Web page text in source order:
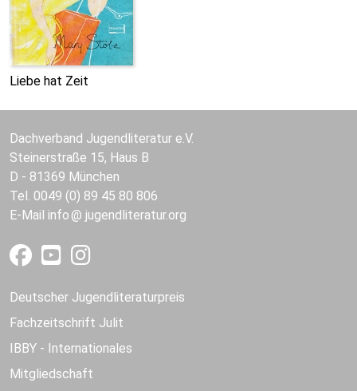
Liebe hat Zeit
Dachverband Jugendliteratur e.V.
Steinerstraße 15, Haus B
D - 81369 München
Tel. 0049 (0) 89 45 80 806
E-Mail info jugendliteratur.org
Deutscher Jugendliteraturpreis
Fachzeitschrift Julit
IBBY - Internationales
Mitgliedschaft